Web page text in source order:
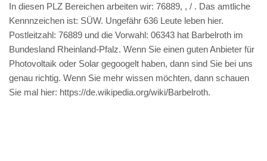
In diesen PLZ Bereichen arbeiten wir: 76889, , / . Das amtliche
Kennnzeichen ist: SÜW. Ungefähr 636 Leute leben hier.
Postleitzahl: 76889 und die Vorwahl: 06343 hat Barbelroth im
Bundesland Rheinland-Pfalz. Wenn Sie einen guten Anbieter für
Photovoltaik oder Solar gegoogelt haben, dann sind Sie bei uns
genau richtig. Wenn Sie mehr wissen möchten, dann schauen
Sie mal hier: https://de.wikipedia.org/wiki/Barbelroth.